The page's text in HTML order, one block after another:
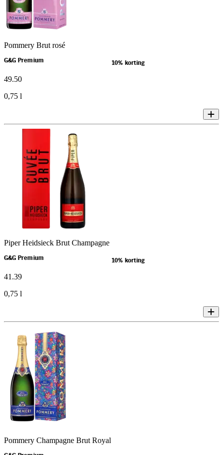
Pommery Brut rosé
G&G Premium 10% korting
49.50
0,75 l
Piper Heidsieck Brut Champagne
G&G Premium 10% korting
41.39
0,75 l
Pommery Champagne Brut Royal